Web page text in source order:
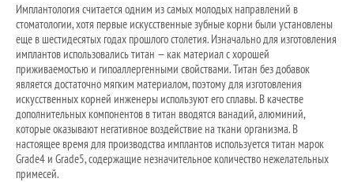
Имплантология считается одним из самых молодых направлений в
стоматологии, хотя первые искусственные зубные корни были установлены
еще в шестидесятых годах прошлого столетия. Изначально для изготовления
имплантов использовались титан — как материал с хорошей
приживаемостью и гипоаллергенными свойствами. Титан без добавок
является достаточно мягким материалом, поэтому для изготовления
искусственных корней инженеры используют его сплавы. В качестве
дополнительных компонентов в титан вводятся ванадий, алюминий,
которые оказывают негативное воздействие на ткани организма. В
настоящее время для производства имплантов используется титан марок
Grade4 и Grade5, содержащие незначительное количество нежелательных
примесей.